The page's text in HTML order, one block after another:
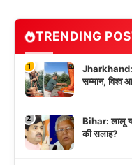
TRENDING
1
Jharkhand:
सम्मान, विश्व
2
Bihar: लालू
की सलाह?